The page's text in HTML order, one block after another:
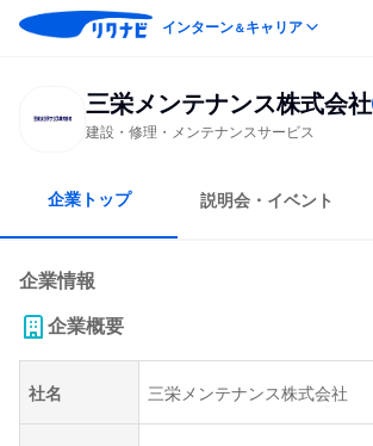
インターン＆キャリア
三栄メンテナンス株式会社
建設・修理・メンテナンスサービス
企業トップ 説明会・イベント
企業情報
企業概要
社名 三栄メンテナンス株式会社